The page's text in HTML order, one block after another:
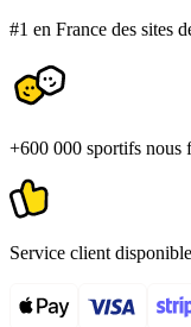
#1 en France des sites
+600 000 sportifs nous
Service client